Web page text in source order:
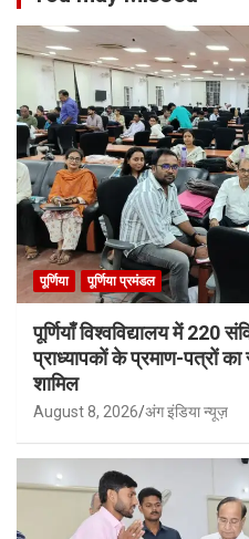
पूर्णिया पूर्णिया प्रमंडल
पूर्णियाँ विश्वविद्यालय में 220
प्राध्यापकों के प्रमाण-पत्रों
शामिल
August 8, 2026 अंग इंडिया न्यूज़